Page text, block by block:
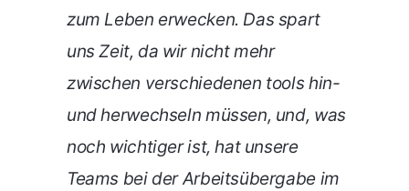
zum Leben erwecken. Das spart
uns Zeit, da wir nicht mehr
zwischen verschiedenen tools hin-
und herwechseln müssen, und, was
noch wichtiger ist, hat unsere
Teams bei der Arbeitsübergabe im